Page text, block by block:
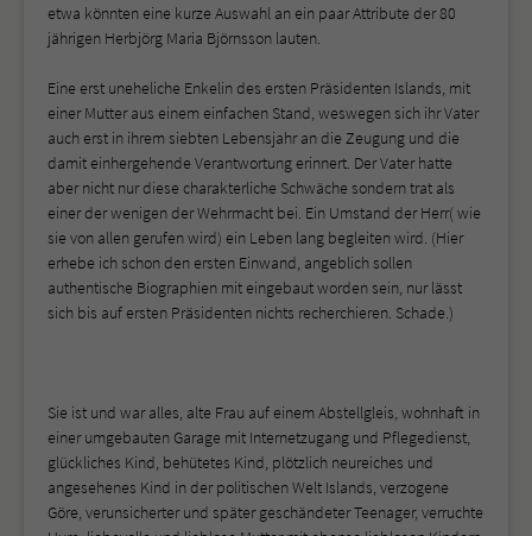
etwa könnten eine kurze Auswahl an ein paar Attribute der 80
jährigen Herbjörg Maria Björnsson lauten.
Eine erst uneheliche Enkelin des ersten Präsidenten Islands, mit
einer Mutter aus einem einfachen Stand, weswegen sich ihr Vater
auch erst in ihrem siebten Lebensjahr an die Zeugung und die
damit einhergehende Verantwortung erinnert. Der Vater hatte
aber nicht nur diese charakterliche Schwäche sondern trat als
einer der wenigen der Wehrmacht bei. Ein Umstand der Herr( wie
sie von allen gerufen wird) ein Leben lang begleiten wird. (Hier
erhebe ich schon den ersten Einwand, angeblich sollen
authentische Biographien mit eingebaut worden sein, nur lässt
sich bis auf ersten Präsidenten nichts recherchieren. Schade.)
Sie ist und war alles, alte Frau auf einem Abstellgleis, wohnhaft in
einer umgebauten Garage mit Internetzugang und Pflegedienst,
glückliches Kind, behütetes Kind, plötzlich neureiches und
angesehenes Kind in der politischen Welt Islands, verzogene
Göre, verunsicherter und später geschändeter Teenager, verruchte